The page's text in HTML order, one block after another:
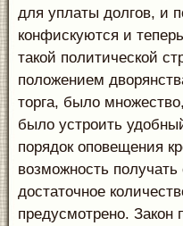
для уплаты долгов, и
конфискуются и
такой политической
положением
торга, было
было устроить
порядок оповещения
возможность
достаточное
предусмотрено.